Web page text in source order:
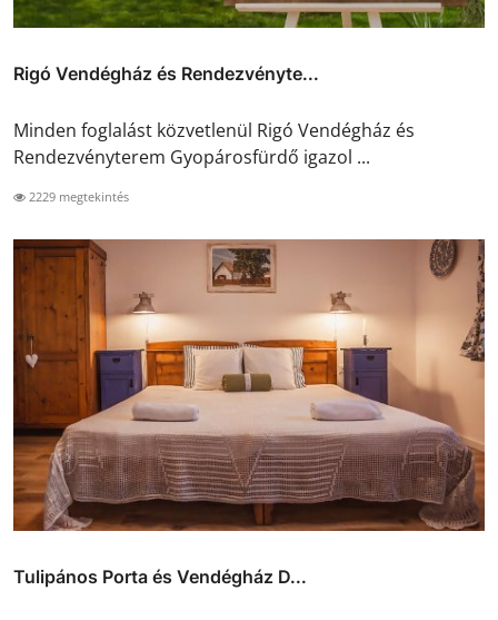
Rigó Vendégház és Rendezvényte...
Minden foglalást közvetlenül Rigó Vendégház és
Rendezvényterem Gyopárosfürdő igazol ...
2229 megtekintés
Tulipános Porta és Vendégház D...